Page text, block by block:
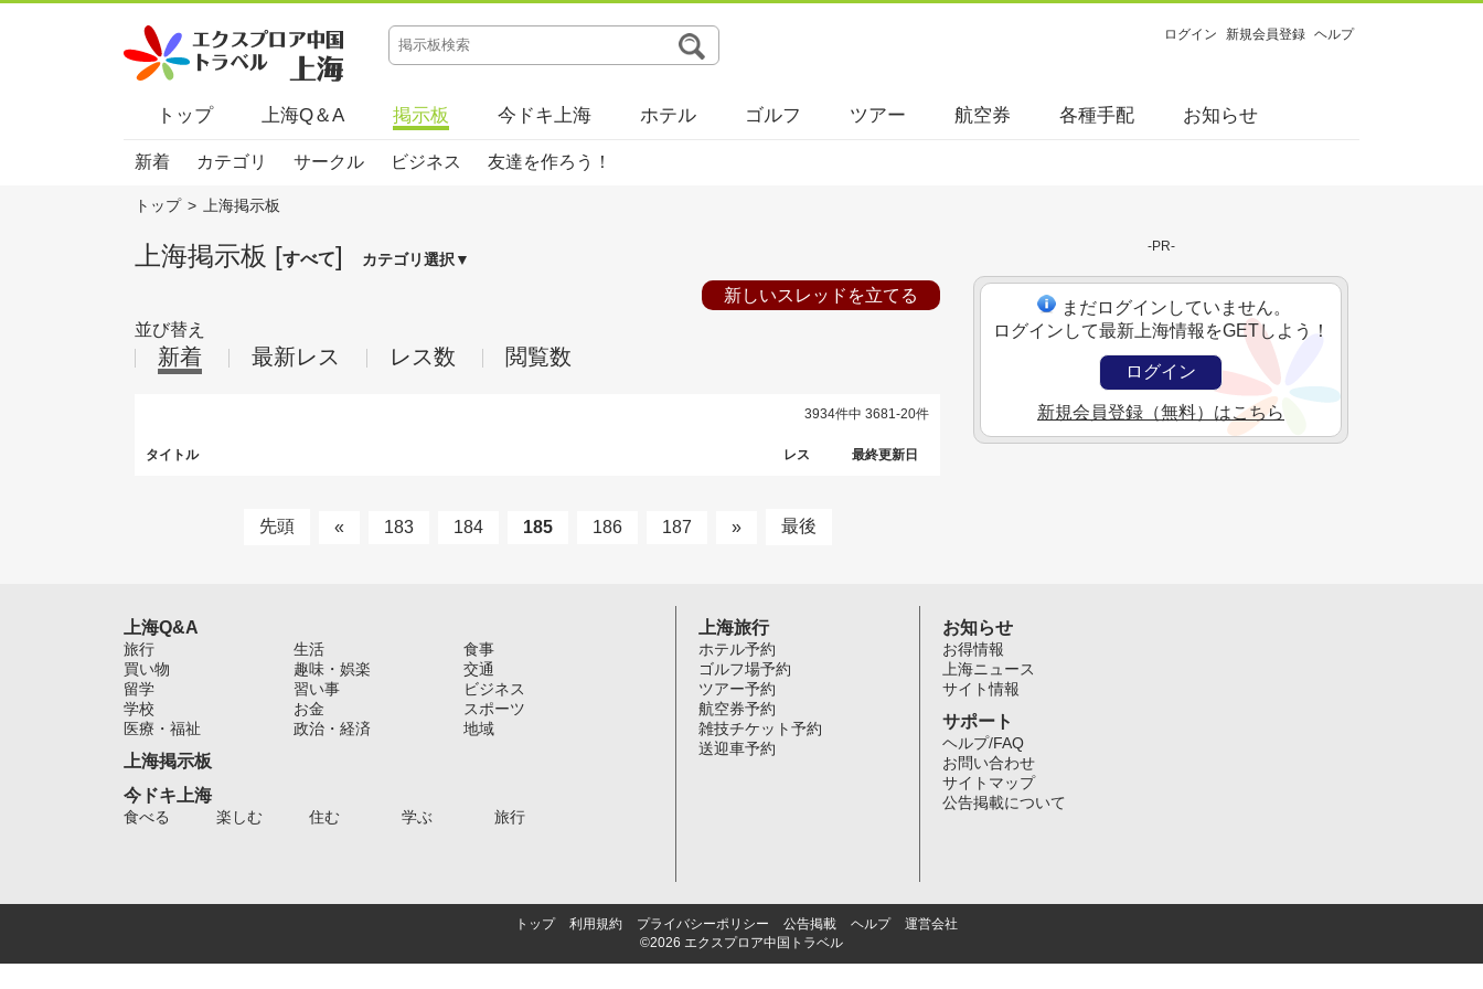
ログイン 新規会員登録 ヘルプ
トップ 上海Q＆A 掲示板 今ドキ上海 ホテル ゴルフ ツアー 航空券 各種手配 お知らせ
新着 カテゴリ サークル ビジネス 友達を作ろう！
トップ > 上海掲示板
上海掲示板 [すべて] カテゴリ選択▼
新しいスレッドを立てる
並び替え
新着 最新レス レス数 閲覧数
3934件中 3681-20件
タイトル レス 最終更新日
先頭 « 183 184 185 186 187 » 最後
-PR-
まだログインしていません。
ログインして最新上海情報をGETしよう！
ログイン
新規会員登録（無料）はこちら
上海Q&A
旅行 生活
食事
買い物
趣味・娯楽
交通
留学
習い事
ビジネス
学校
お金
スポーツ
医療・福祉
政治・経済 地域
上海掲示板
今ドキ上海
食べる 楽しむ 住む 学ぶ 旅行
上海旅行
ホテル予約
ゴルフ場予約
ツアー予約
航空券予約
雑技チケット予約
送迎車予約
お知らせ
お得情報
上海ニュース
サイト情報
サポート
ヘルプ/FAQ
お問い合わせ
サイトマップ
公告掲載について
トップ 利用規約 プライバシーポリシー 公告掲載 ヘルプ
運営会社
©2026 エクスプロア中国トラベル